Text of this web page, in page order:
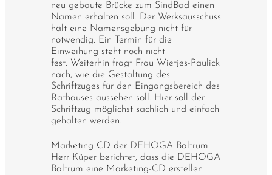
neu gebaute Brücke zum SindBad einen
Namen erhalten soll. Der Werksausschuss
hält eine Namensgebung nicht für
notwendig. Ein Termin für die
Einweihung steht noch nicht
fest. Weiterhin fragt Frau Wietjes-Paulick
nach, wie die Gestaltung des
Schriftzuges für den Eingangsbereich des
Rathauses aussehen soll. Hier soll der
Schriftzug möglichst sachlich und einfach
gehalten werden.
Marketing CD der DEHOGA Baltrum
Herr Küper berichtet, dass die DEHOGA
Baltrum eine Marketing-CD erstellen